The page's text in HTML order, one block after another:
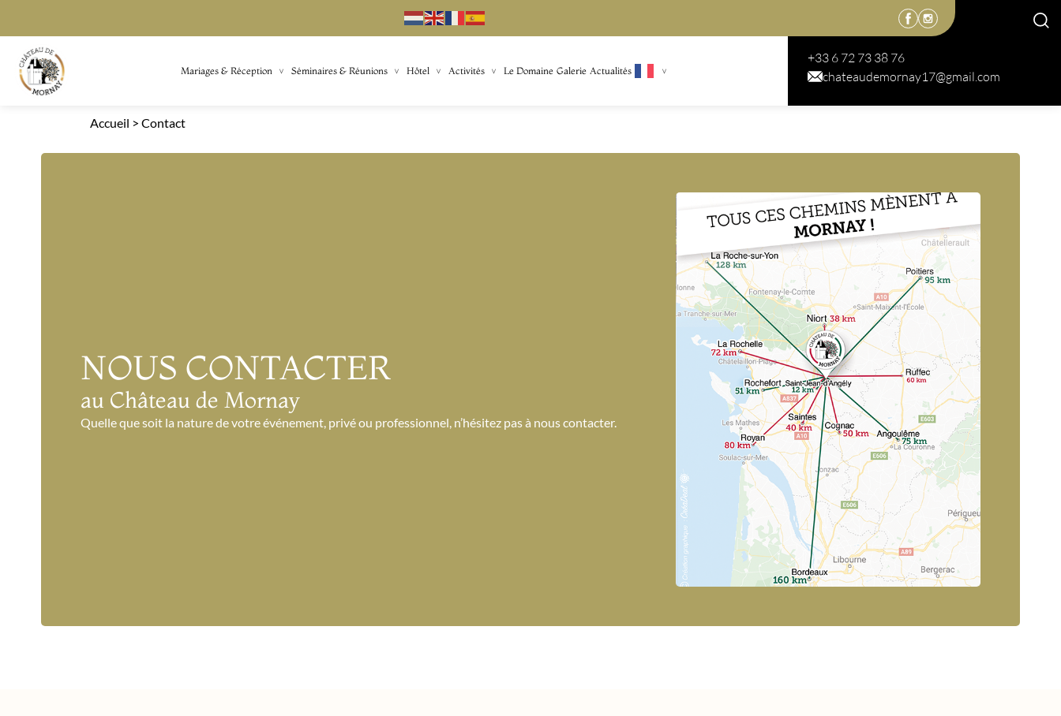
Mariages & Réception Séminaires & Réunions Hôtel Activités Le Domaine Galerie Actualités
+33 6 72 73 38 76
chateaudemornay17@gmail.com
Accueil > Contact
NOUS CONTACTER
au Château de Mornay
Quelle que soit la nature de votre événement, privé ou professionnel, n’hésitez pas à nous contacter.